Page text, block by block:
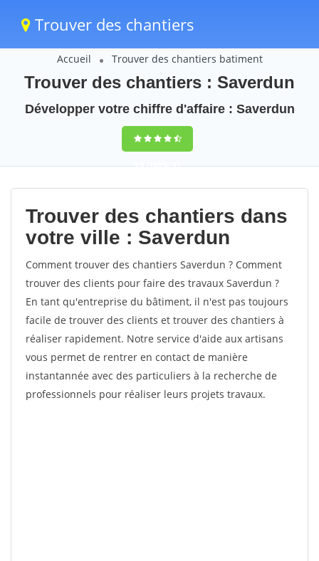
Trouver des chantiers
Accueil Trouver des chantiers batiment
Trouver des chantiers : Saverdun
Développer votre chiffre d'affaire : Saverdun
9,5(100%)41
votes
Trouver des chantiers dans
votre ville : Saverdun
Comment trouver des chantiers Saverdun ? Comment
trouver des clients pour faire des travaux Saverdun ?
En tant qu'entreprise du bâtiment, il n'est pas toujours
facile de trouver des clients et trouver des chantiers à
réaliser rapidement. Notre service d'aide aux artisans
vous permet de rentrer en contact de manière
instantannée avec des particuliers à la recherche de
professionnels pour réaliser leurs projets travaux.